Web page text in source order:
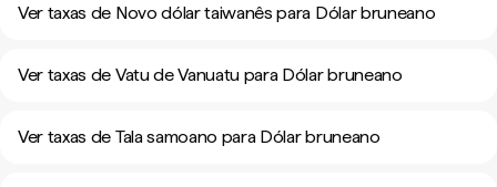
Ver taxas de Novo dólar taiwanês para Dólar bruneano
Ver taxas de Vatu de Vanuatu para Dólar bruneano
Ver taxas de Tala samoano para Dólar bruneano